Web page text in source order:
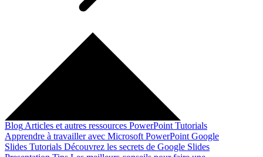
Blog Articles et autres ressources PowerPoint Tutorials
Apprendre à travailler avec Microsoft PowerPoint Google
Slides Tutorials Découvrez les secrets de Google Slides